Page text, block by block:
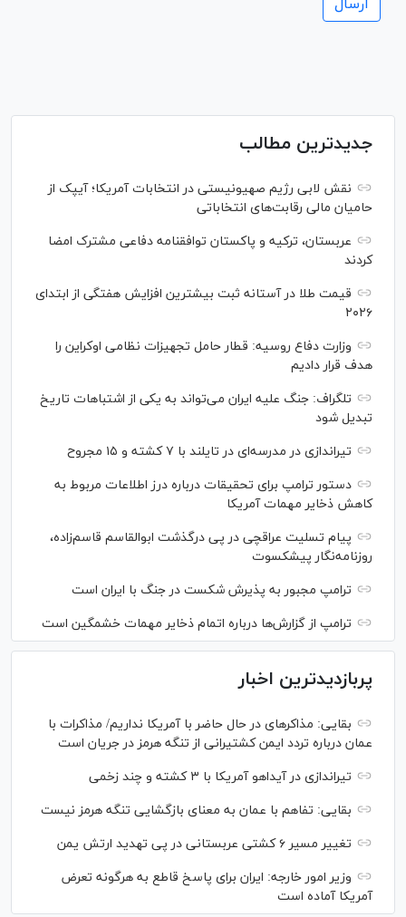
جدیدترین مطالب
نقش لابی رژیم صهیونیستی در انتخابات آمریکا؛ آیپک از
حامیان مالی رقابت‌های انتخاباتی
عربستان، ترکیه و پاکستان توافقنامه دفاعی مشترک امضا
کردند
قیمت طلا در آستانه ثبت بیشترین افزایش هفتگی از ابتدای
۲۰۲۶
وزارت دفاع روسیه: قطار حامل تجهیزات نظامی اوکراین را
هدف قرار دادیم
تلگراف: جنگ علیه ایران می‌تواند به یکی از اشتباهات تاریخ
تبدیل شود
تیراندازی در مدرسه‌ای در تایلند با ۷ کشته و ۱۵ مجروح
دستور ترامپ برای تحقیقات درباره درز اطلاعات مربوط به
کاهش ذخایر مهمات آمریکا
پیام تسلیت عراقچی در پی درگذشت ابوالقاسم قاسم‌زاده،
روزنامه‌نگار پیشکسوت
ترامپ مجبور به پذیرش شکست در جنگ با ایران است
ترامپ از گزارش‌ها درباره اتمام ذخایر مهمات خشمگین است
پربازدیدترین اخبار
بقایی: مذاکره‎ای در حال حاضر با آمریکا نداریم/ مذاکرات با
عمان درباره تردد ایمن کشتیرانی از تنگه هرمز در جریان است
تیراندازی در آیداهو آمریکا با ۳ کشته و چند زخمی
بقایی: تفاهم با عمان به معنای بازگشایی تنگه هرمز نیست
تغییر مسیر ۶ کشتی عربستانی در پی تهدید ارتش یمن
وزیر امور خارجه: ایران برای پاسخ قاطع به هرگونه تعرض
آمریکا آماده است